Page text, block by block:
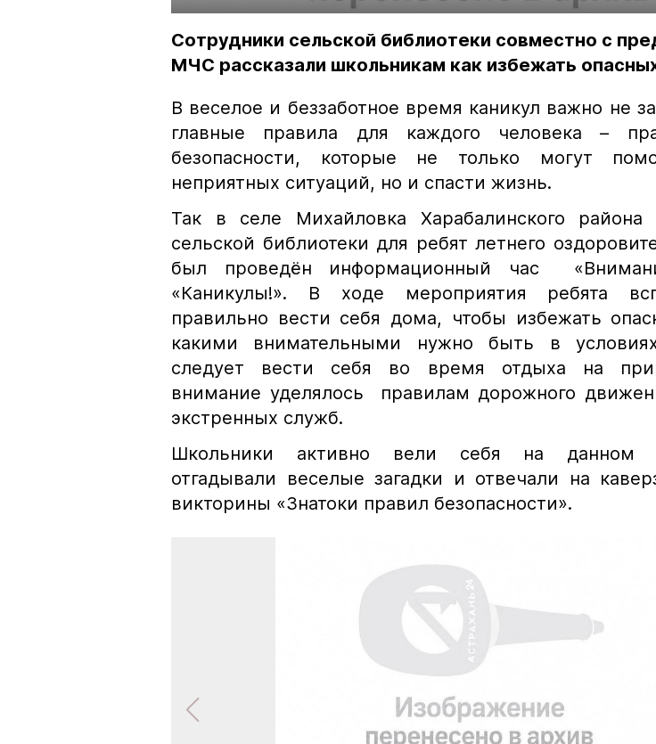
Сотрудники сельской библиотеки совместно с
МЧС рассказали школьникам как избежать
В веселое и беззаботное время каникул важно не
главные правила для каждого человека –
безопасности, которые не только могут
неприятных ситуаций, но и спасти жизнь.
Так в селе Михайловка Харабалинского района
сельской библиотеки для ребят летнего
был проведён информационный час
«Каникулы!». В ходе мероприятия ребята
правильно вести себя дома, чтобы избежать
какими внимательными нужно быть в
следует вести себя во время отдыха на
внимание уделялось правилам дорожного
экстренных служб.
Школьники активно вели себя на данном
отгадывали веселые загадки и отвечали на
викторины «Знатоки правил безопасности».